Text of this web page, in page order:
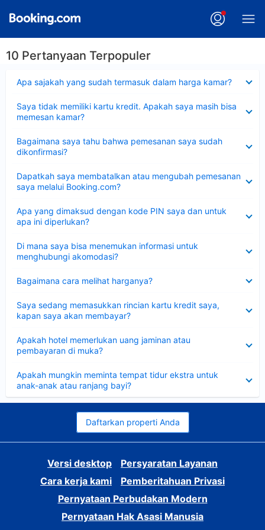
10 Pertanyaan Terpopuler
Apa sajakah yang sudah termasuk dalam harga kamar?
Saya tidak memiliki kartu kredit. Apakah saya masih bisa
memesan kamar?
Bagaimana saya tahu bahwa pemesanan saya sudah
dikonfirmasi?
Dapatkah saya membatalkan atau mengubah pemesanan
saya melalui Booking.com?
Apa yang dimaksud dengan kode PIN saya dan untuk
apa ini diperlukan?
Di mana saya bisa menemukan informasi untuk
menghubungi akomodasi?
Bagaimana cara melihat harganya?
Saya sedang memasukkan rincian kartu kredit saya,
kapan saya akan membayar?
Apakah hotel memerlukan uang jaminan atau
pembayaran di muka?
Apakah mungkin meminta tempat tidur ekstra untuk
anak-anak atau ranjang bayi?
Daftarkan properti Anda
Versi desktop
Persyaratan Layanan
Cara kerja kami
Pemberitahuan Privasi
Pernyataan Perbudakan Modern
Pernyataan Hak Asasi Manusia